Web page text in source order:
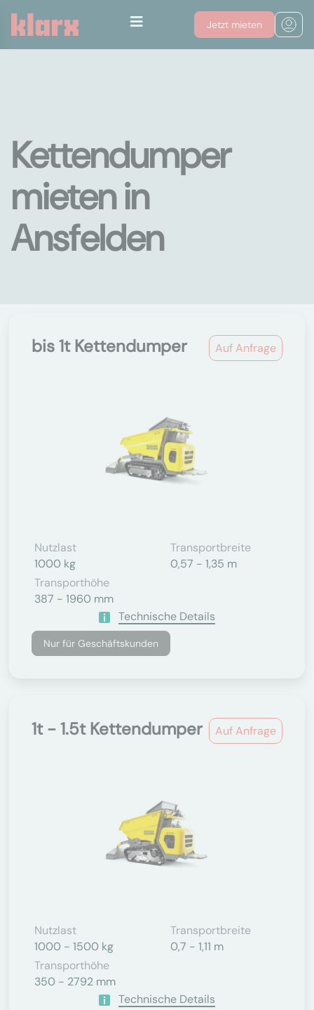
Jetzt mieten
Kettendumper
mieten in
Ansfelden
Auf Anfrage
bis 1t Kettendumper
Nutzlast
1000 kg
Transportbreite
0,57 - 1,35 m
Transporthöhe
387 - 1960 mm
Technische Details
Nur für Geschäftskunden
Auf Anfrage
1t - 1.5t Kettendumper
Nutzlast
1000 - 1500 kg
Transportbreite
0,7 - 1,11 m
Transporthöhe
350 - 2792 mm
Technische Details